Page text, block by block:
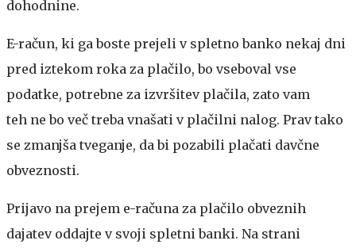
dohodnine.
E-račun, ki ga boste prejeli v spletno banko nekaj dni
pred iztekom roka za plačilo, bo vseboval vse
podatke, potrebne za izvršitev plačila, zato vam
teh ne bo več treba vnašati v plačilni nalog. Prav tako
se zmanjša tveganje, da bi pozabili plačati davčne
obveznosti.
Prijavo na prejem e-računa za plačilo obveznih
dajatev oddajte v svoji spletni banki. Na strani